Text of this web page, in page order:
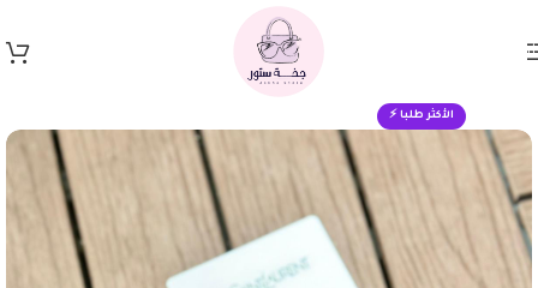
Skip to main content
الأكثر طلبا ⚡